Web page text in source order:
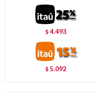
$4.493
$5.092